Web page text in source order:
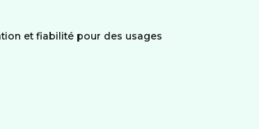
et fiabilité pour des usages